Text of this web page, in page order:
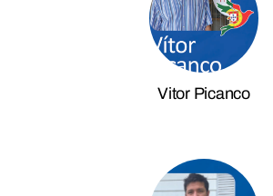
Vitor Picanco